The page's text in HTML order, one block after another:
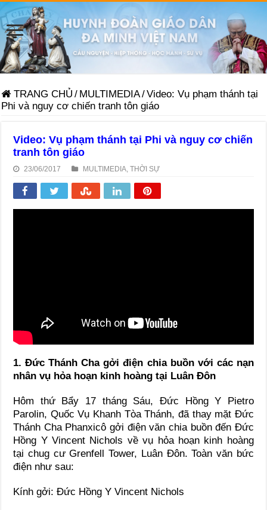
TRANG CHỦ / MULTIMEDIA/Video: Vụ phạm thánh tại
Phi và nguy cơ chiến tranh tôn giáo
Video: Vụ phạm thánh tại Phi và nguy cơ chiến
tranh tôn giáo
23/06/2017 MULTIMEDIA ,THỜI SỰ
1. Đức Thánh Cha gởi điện chia buồn với các nạn
nhân vụ hỏa hoạn kinh hoàng tại Luân Đôn
Hôm thứ Bẩy 17 tháng Sáu, Đức Hồng Y Pietro
Parolin, Quốc Vụ Khanh Tòa Thánh, đã thay mặt Đức
Thánh Cha Phanxicô gởi điện văn chia buồn đến Đức
Hồng Y Vincent Nichols về vụ hỏa hoạn kinh hoàng
tại chug cư Grenfell Tower, Luân Đôn. Toàn văn bức
điện như sau:
Kính gởi: Đức Hồng Y Vincent Nichols